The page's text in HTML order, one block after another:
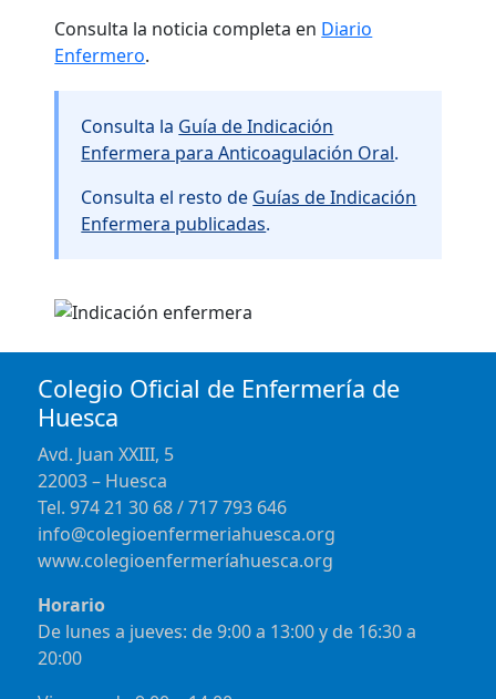
Consulta la noticia completa en Diario
Enfermero.
Consulta la Guía de Indicación
Enfermera para Anticoagulación Oral.
Consulta el resto de Guías de Indicación
Enfermera publicadas.
Colegio Oficial de Enfermería de
Huesca
Avd. Juan XXIII, 5
22003 – Huesca
Tel. 974 21 30 68 / 717 793 646
info@colegioenfermeriahuesca.org
www.colegioenfermeríahuesca.org
Horario
De lunes a jueves: de 9:00 a 13:00 y de 16:30 a
20:00